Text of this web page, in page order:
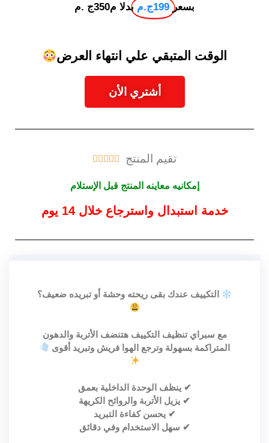
بسعر 199ج.م بدلا م350ج .م
الوقت المتبقي علي انتهاء العرض
أشتري الأن
تقيم المنتج 




إمكانيه معاينه المنتج قبل الإستلام
خدمة استبدال واسترجاع خلال 14 يوم
التكييف عندك بقى ريحته وحشة أو تبريده ضعيف؟
مع سبراي تنظيف التكييف هتنضف الأتربة والدهون
المتراكمة بسهولة وترجع الهوا فريش وتبريد أقوى
✔ ينظف الوحدة الداخلية بعمق
✔ يزيل الأتربة والروائح الكريهة
✔ يحسن كفاءة التبريد
✔ سهل الاستخدام وفي دقائق